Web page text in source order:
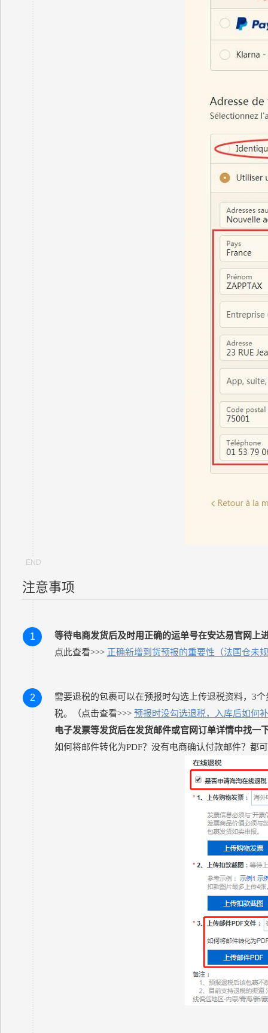
注意事项
1
等待电商发货后及时用正确的运单号在安达易官网上
点此查看>>> 正确新增到货预报的重要性（法国仓未
2
需要退税的包裹可以在预报时勾选上传退税资料，3
税。（点击查看>>> 预报时没勾选退税，入库后如何
电子发票等发货后在发货邮件或官网订单详情中找一
如何将邮件转化为PDF？没有电商确认付款邮件？都